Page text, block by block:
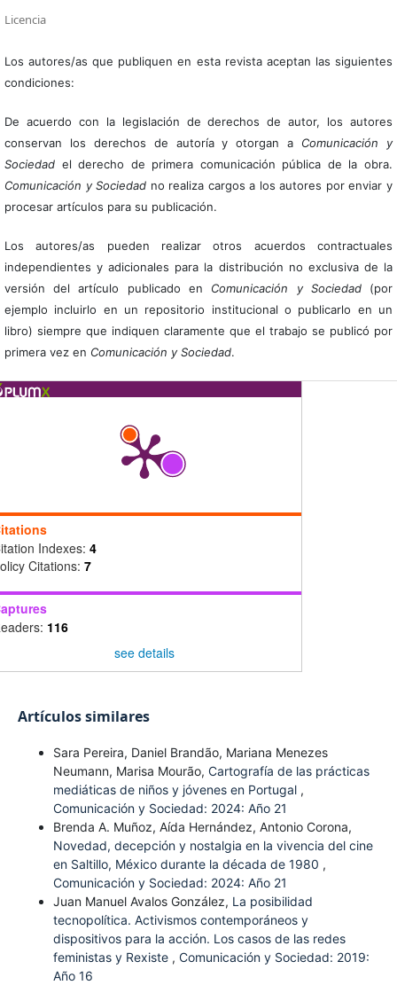
Licencia
Los autores/as que publiquen en esta revista aceptan las siguientes
condiciones:
De acuerdo con la legislación de derechos de autor, los autores
conservan los derechos de autoría y otorgan a Comunicación y
Sociedadel derecho de primera comunicación pública de la obra.
Comunicación y Sociedad no realiza cargos a los autores por enviar y
procesar artículos para su publicación.
Los autores/as pueden realizar otros acuerdos contractuales
independientes y adicionales para la distribución no exclusiva de la
versión del artículo publicado en Comunicación y Sociedad(por
ejemplo incluirlo en un repositorio institucional o publicarlo en un
libro) siempre que indiquen claramente que el trabajo se publicó por
primera vez en Comunicación y Sociedad.
Indexes: 4
Citations: 7
116
see details
Artículos similares
Sara Pereira, Daniel Brandão, Mariana Menezes
Neumann, Marisa Mourão, Cartografía de las prácticas
mediáticas de niños y jóvenes en Portugal ,
Comunicación y Sociedad: 2024: Año 21
Brenda A. Muñoz, Aída Hernández, Antonio Corona,
Novedad, decepción y nostalgia en la vivencia del cine
en Saltillo, México durante la década de 1980 ,
Comunicación y Sociedad: 2024: Año 21
Juan Manuel Avalos González, La posibilidad
tecnopolítica. Activismos contemporáneos y
dispositivos para la acción. Los casos de las redes
feministas y Rexiste , Comunicación y Sociedad: 2019:
Año 16